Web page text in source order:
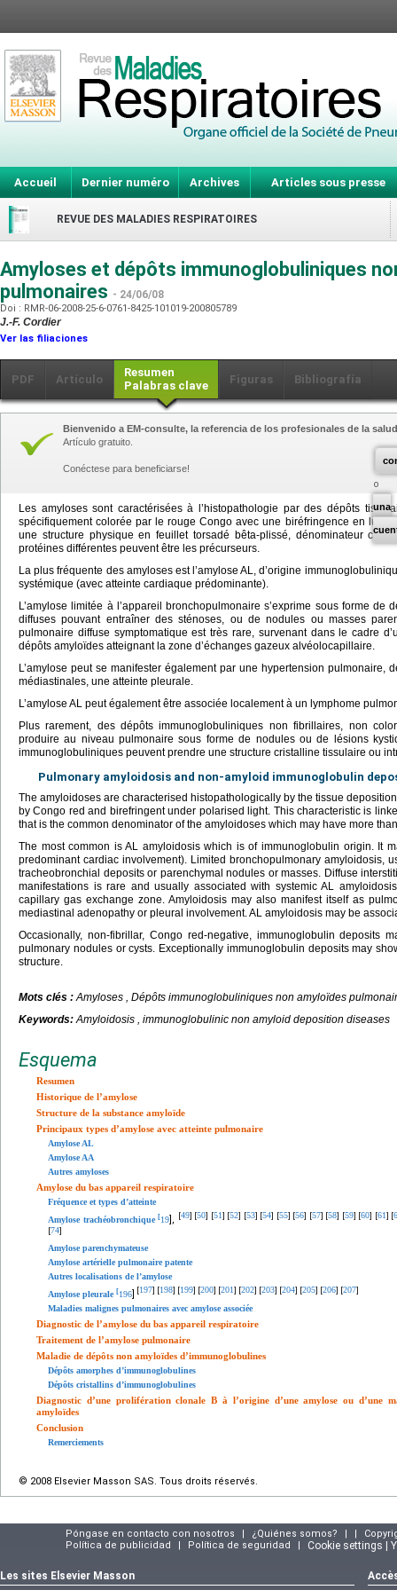
Accueil Dernier numéro Archives Articles sous presse
REVUE DES MALADIES RESPIRATOIRES
Amyloses et dépôts immunoglobuliniques
pulmonaires - 24/06/08
Doi : RMR-06-2008-25-6-0761-8425-101019-200805789
J.-F. Cordier
Ver las filiaciones
PDF Artículo
Resumen
Palabras clave
Figuras Bibliografía
una
Bienvenido a EM-consulte, la referencia de los profesionales de la
Artículo gratuito.
Conéctese para beneficiarse!
Les amyloses sont caractérisées à l’histopathologie par des dépôts
spécifiquement colorée par le rouge Congo avec une biréfringence en
une structure physique en feuillet torsadé bêta-plissé, dénominateur
protéines différentes peuvent être les précurseurs.
La plus fréquente des amyloses est l’amylose AL, d’origine
systémique (avec atteinte cardiaque prédominante).
L’amylose limitée à l’appareil bronchopulmonaire s’exprime sous forme de
diffuses pouvant entraîner des sténoses, ou de nodules ou masses
pulmonaire diffuse symptomatique est très rare, survenant dans le cadre
dépôts amyloïdes atteignant la zone d’échanges gazeux alvéolocapillaire.
L’amylose peut se manifester également par une hypertension pulmonaire,
médiastinales, une atteinte pleurale.
L’amylose AL peut également être associée localement à un lymphome
Plus rarement, des dépôts immunoglobuliniques non fibrillaires, non
produire au niveau pulmonaire sous forme de nodules ou de lésions
immunoglobuliniques peuvent prendre une structure cristalline tissulaire ou
Pulmonary amyloidosis and non-amyloid immunoglobulin
The amyloidoses are characterised histopathologically by the tissue
by Congo red and birefringent under polarised light. This characteristic is
that is the common denominator of the amyloidoses which may have more
The most common is AL amyloidosis which is of immunoglobulin origin. It
predominant cardiac involvement). Limited bronchopulmonary amyloidosis,
tracheobronchial deposits or parenchymal nodules or masses. Diffuse
manifestations is rare and usually associated with systemic AL
capillary gas exchange zone. Amyloidosis may also manifest itself as
mediastinal adenopathy or pleural involvement. AL amyloidosis may be
Occasionally, non-fibrillar, Congo red-negative, immunoglobulin deposits
pulmonary nodules or cysts. Exceptionally immunoglobulin deposits may
structure.
Mots clés :Amyloses , Dépôts immunoglobuliniques non amyloïdes
Keywords:Amyloidosis , immunoglobulinic non amyloid deposition diseases
Esquema
Resumen
Historique de l’amylose
Structure de la substance amyloïde
Principaux types d’amylose avec atteinte pulmonaire
Amylose AL
Amylose AA
Autres amyloses
Amylose du bas appareil respiratoire
Fréquence et types d’atteinte
Amylose trachéobronchique[19], [49] [50] [51] [52] [53] [54] [55] [56] [57] [58] [59] [60] [61] [
[74]
Amylose parenchymateuse
Amylose artérielle pulmonaire patente
Autres localisations de l’amylose
Amylose pleurale [196] [197] [198] [199] [200] [201] [202] [203] [204] [205] [206] [207]
Maladies malignes pulmonaires avec amylose associée
Diagnostic de l’amylose du bas appareil respiratoire
Traitement de l’amylose pulmonaire
Maladie de dépôts non amyloïdes d’immunoglobulines
Dépôts amorphes d’immunoglobulines
Dépôts cristallins d’immunoglobulines
Diagnostic d’une prolifération clonale B à l’origine d’une amylose ou d’une
amyloïdes
Conclusion
Remerciements
© 2008 Elsevier Masson SAS. Tous droits réservés.
Póngase en contacto con nosotros | ¿Quiénes somos? | |
Política de publicidad
| Política de seguridad | Cookie settings |
Les sites Elsevier Masson